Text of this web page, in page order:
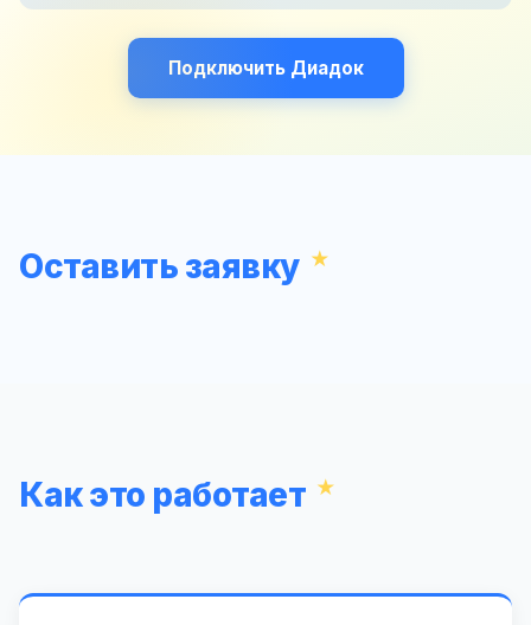
Подключить Диадок
Оставить заявку
Как это работает